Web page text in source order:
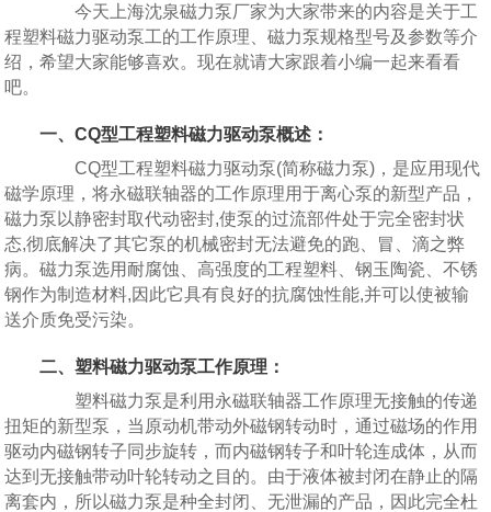
今天上海沈泉磁力泵厂家为大家带来的内容是关于工
程塑料磁力驱动泵工的工作原理、磁力泵规格型号及参数等介
绍，希望大家能够喜欢。现在就请大家跟着小编一起来看看
吧。
一、CQ型工程塑料磁力驱动泵概述：
CQ型工程塑料磁力驱动泵(简称磁力泵)，是应用现代
磁学原理，将永磁联轴器的工作原理用于离心泵的新型产品，
磁力泵以静密封取代动密封,使泵的过流部件处于完全密封状
态,彻底解决了其它泵的机械密封无法避免的跑、冒、滴之弊
病。磁力泵选用耐腐蚀、高强度的工程塑料、钢玉陶瓷、不锈
钢作为制造材料,因此它具有良好的抗腐蚀性能,并可以使被输
送介质免受污染。
二、塑料磁力驱动泵工作原理：
塑料磁力泵是利用永磁联轴器工作原理无接触的传递
扭矩的新型泵，当原动机带动外磁钢转动时，通过磁场的作用
驱动内磁钢转子同步旋转，而内磁钢转子和叶轮连成体，从而
达到无接触带动叶轮转动之目的。由于液体被封闭在静止的隔
离套内，所以磁力泵是种全封闭、无泄漏的产品，因此完全杜